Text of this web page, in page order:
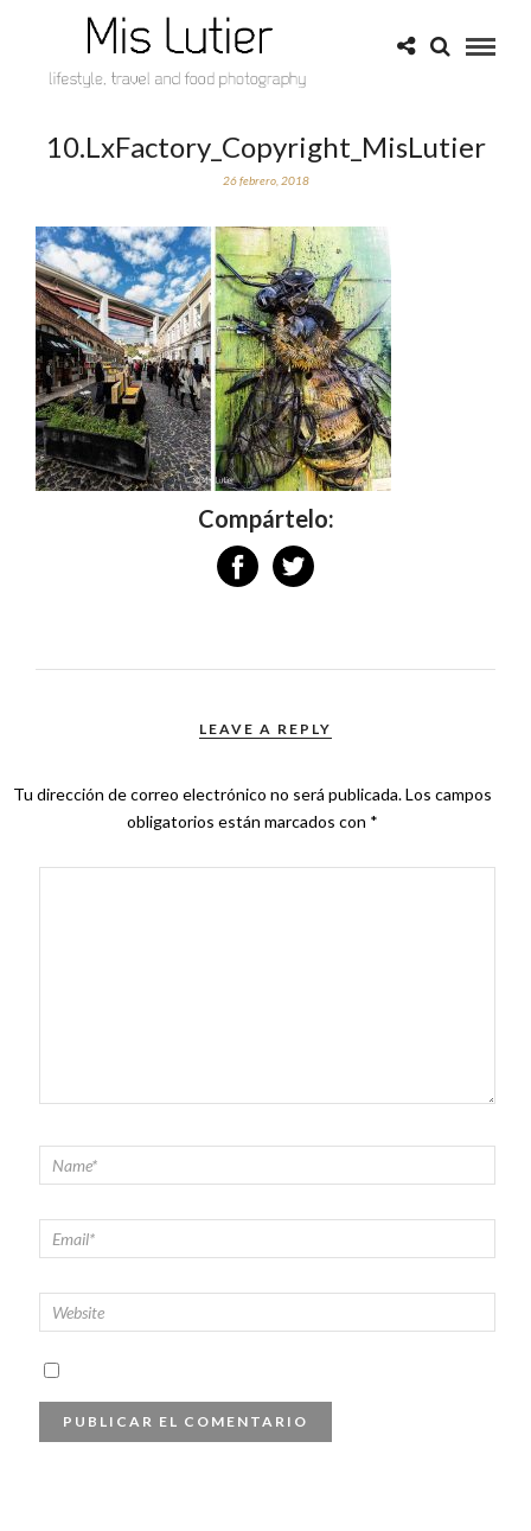
10.LxFactory_Copyright_MisLutier
26 febrero, 2018
Compártelo:
LEAVE A REPLY
Tu dirección de correo electrónico no será publicada.Los campos
obligatorios están marcados con *